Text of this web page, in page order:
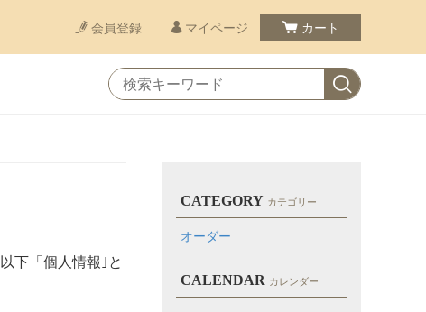
会員登録 マイページ カート
下「個人情報｣と
CATEGORY カテゴリー
オーダー
CALENDAR カレンダー